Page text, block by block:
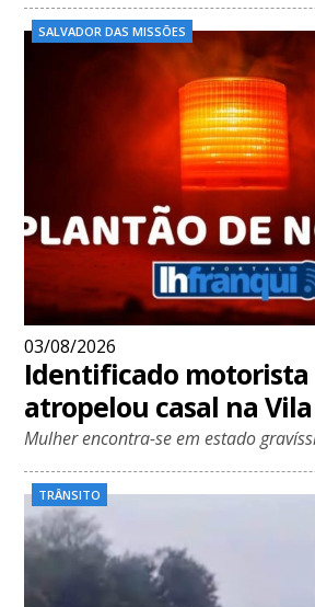
SALVADOR DAS MISSÕES
03/08/2026
Identificado motorista
atropelou casal na
Mulher encontra-se em estado
TRÂNSITO